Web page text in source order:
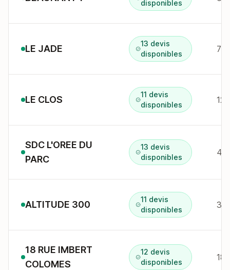
disponibles
LE JADE
13 devis
disponibles
7 r
LE CLOS
11 devis
disponibles
12
SDC L'OREE DU
PARC
13 devis
disponibles
ALTITUDE 300
11 devis
disponibles
18 RUE IMBERT
COLOMES
12 devis
disponibles
18